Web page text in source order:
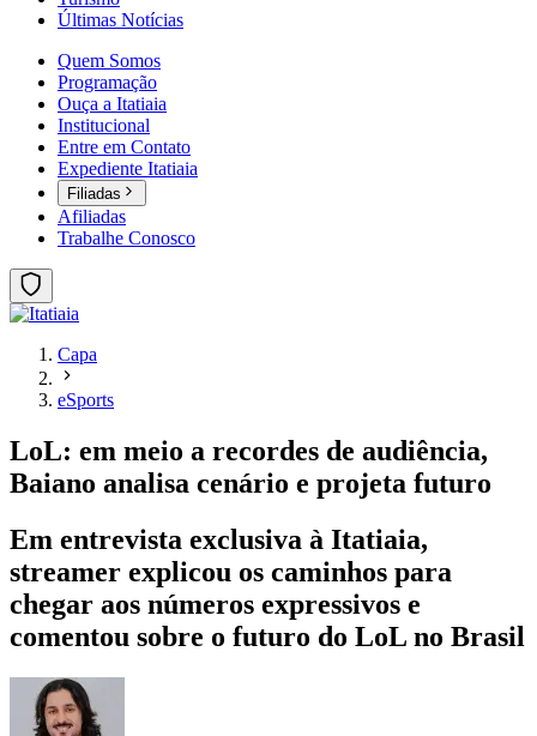
Últimas Notícias
Quem Somos
Programação
Ouça a Itatiaia
Institucional
Entre em Contato
Expediente Itatiaia
Filiadas
Afiliadas
Trabalhe Conosco
Capa
eSports
LoL: em meio a recordes de audiência,
Baiano analisa cenário e projeta futuro
Em entrevista exclusiva à Itatiaia,
streamer explicou os caminhos para
chegar aos números expressivos e
comentou sobre o futuro do LoL no Brasil